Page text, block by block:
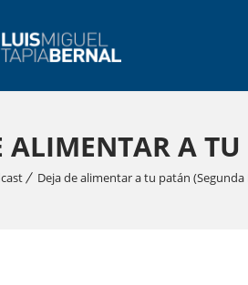
ALIMENTAR A
Deja de alimentar a tu patán (Segunda